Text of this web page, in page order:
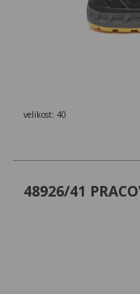
velikost: 40
48926/41